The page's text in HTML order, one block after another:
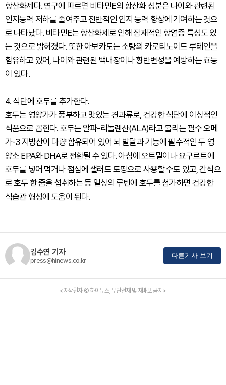
항산화제다. 연구에 따르면 비타민E의 항산화 성분은 나이와 관련된
인지능력 저하를 줄여주고 전반적인 인지 능력 향상에 기여하는 것으
로 나타났다. 비타민E는 항산화제로 인해 잠재적인 항염증 특성도 있
는 것으로 밝혀졌다. 또한 아보카도는 소량의 카로티노이드 루테인을
함유하고 있어, 나이와 관련된 백내장이나 황반변성을 예방하는 효능
이 있다.
4. 식단에 호두를 추가한다.
호두는 영양가가 풍부하고 맛있는 견과류로, 건강한 식단에 이상적인
식품으로 꼽힌다. 호두는 알파-리놀렌산(ALA)라고 불리는 필수 오메
가-3 지방산이 다량 함유되어 있어 뇌 발달과 기능에 필수적인 두 영
양소 EPA와 DHA로 전환될 수 있다. 아침에 오트밀이나 요구르트에
호두를 넣어 먹거나 점심에 샐러드 토핑으로 사용할 수도 있고, 간식으
로 호두 한 줌을 섭취하는 등 일상의 루틴에 호두를 첨가하면 건강한
식습관 형성에 도움이 된다.
김수연 기자
press@hinews.co.kr
다른기사 보기
<저작권자 © 하이뉴스, 무단전재 및 재배포 금지>